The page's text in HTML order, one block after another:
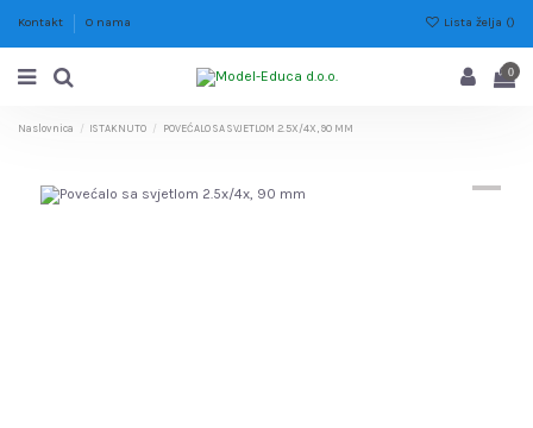
Kontakt O nama Lista želja ()
0
Naslovnica ISTAKNUTO POVEĆALO SA SVJETLOM 2.5X/4X, 90 MM